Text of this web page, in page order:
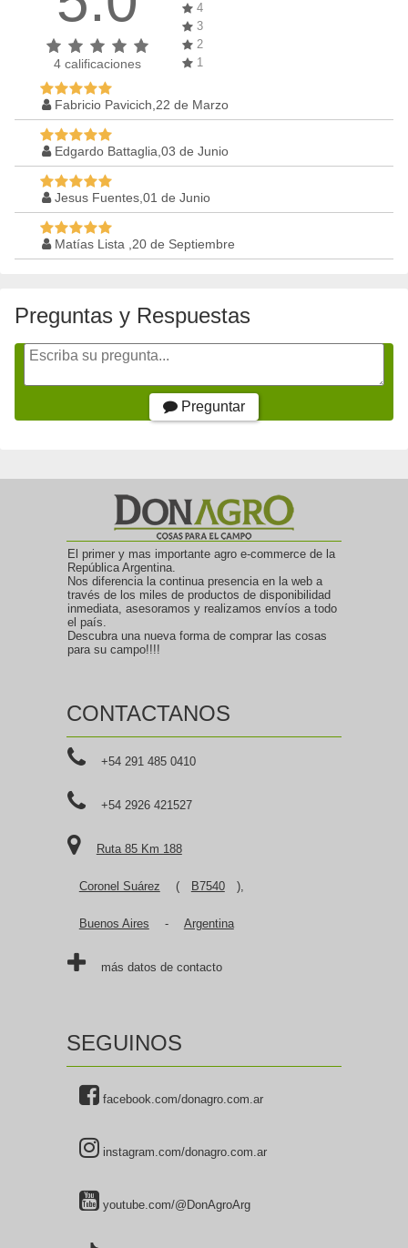
4 calificaciones
4
3
2
1
Fabricio Pavicich,22 de Marzo
Edgardo Battaglia,03 de Junio
Jesus Fuentes,01 de Junio
Matías Lista ,20 de Septiembre
Preguntas y Respuestas
Preguntar
El primer y mas importante agro e-commerce de la
República Argentina.
Nos diferencia la continua presencia en la web a
través de los miles de productos de disponibilidad
inmediata, asesoramos y realizamos envíos a todo
el país.
Descubra una nueva forma de comprar las cosas
para su campo!!!!
CONTACTANOS
+54 291 485 0410
+54 2926 421527
Ruta 85 Km 188
Coronel Suárez ( B7540 ),
Buenos Aires - Argentina
más datos de contacto
SEGUINOS
facebook.com/donagro.com.ar
instagram.com/donagro.com.ar
youtube.com/@DonAgroArg